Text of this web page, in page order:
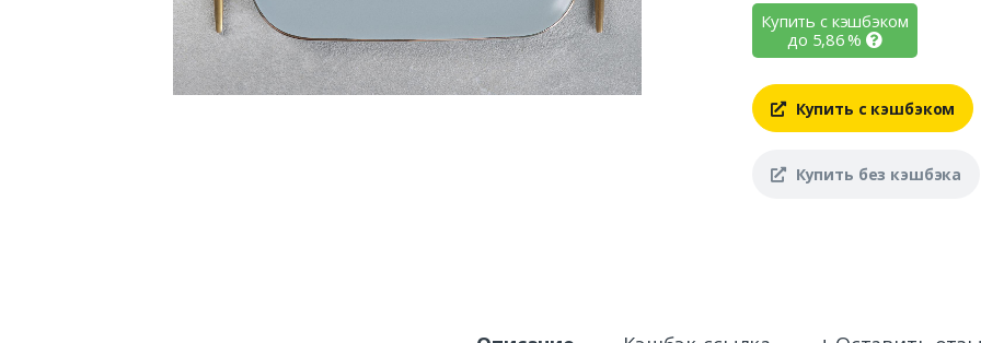
Купить с кэшбэком
до 5,86%
Купить с кэшбэком
Купить без кэшбэка